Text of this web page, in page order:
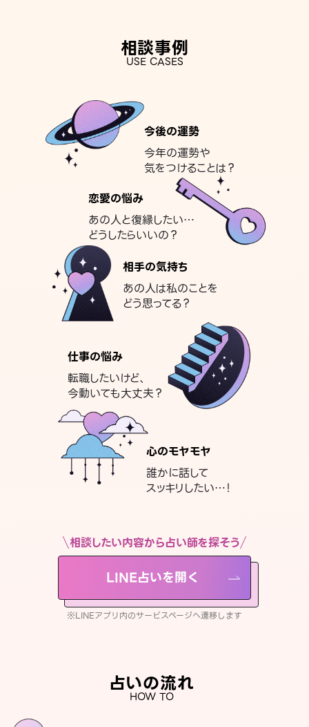
相談事例
USE CASES
今後の運勢
今年の運勢や
気をつけることは？
恋愛の悩み
あの人と復縁したい…
どうしたらいいの？
相手の気持ち
あの人は私のことを
どう思ってる？
仕事の悩み
転職したいけど、
今動いても大丈夫？
心のモヤモヤ
誰かに話して
スッキリしたい…！
相談したい内容から占い師を探そう
LINE占いを開く
※LINEアプリ内のサービスページへ遷移します
占いの流れ
HOW TO